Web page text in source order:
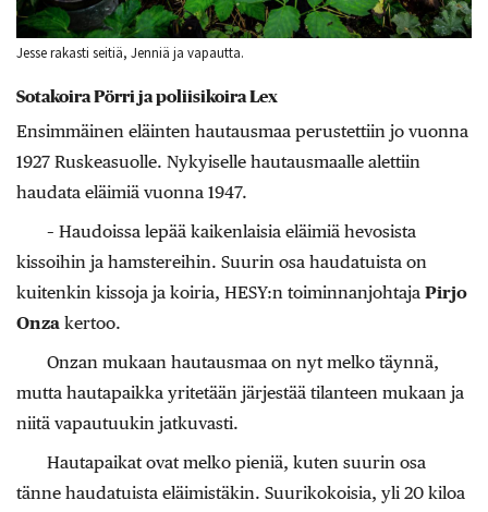
Jesse rakasti seitiä, Jenniä ja vapautta.
Sotakoira Pörri ja poliisikoira Lex
Ensimmäinen eläinten hautausmaa perustettiin jo vuonna
1927 Ruskeasuolle. Nykyiselle hautausmaalle alettiin
haudata eläimiä vuonna 1947.
– Haudoissa lepää kaikenlaisia eläimiä hevosista
kissoihin ja hamstereihin. Suurin osa haudatuista on
kuitenkin kissoja ja koiria, HESY:n toiminnanjohtaja Pirjo
Onza kertoo.
Onzan mukaan hautausmaa on nyt melko täynnä,
mutta hautapaikka yritetään järjestää tilanteen mukaan ja
niitä vapautuukin jatkuvasti.
Hautapaikat ovat melko pieniä, kuten suurin osa
tänne haudatuista eläimistäkin. Suurikokoisia, yli 20 kiloa